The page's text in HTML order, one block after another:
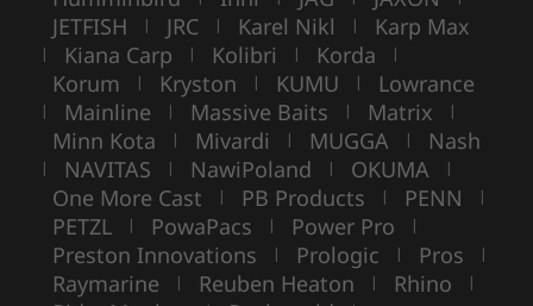
JETFISH | JRC | Karel Nikl | Karp Max
| Kiana Carp | Kolibri | Korda |
Korum | Kryston | KUMU | Lowrance
| Mainline | Massive Baits | Matrix |
Minn Kota | Mivardi | MUGGA | Nash
| NAVITAS | NawiPoland | OKUMA |
One More Cast | PB Products | PENN |
PETZL | PowaPacs | Power Pro |
Preston Innovations | Prologic | Pros |
Raymarine | Reuben Heaton | Rhino |